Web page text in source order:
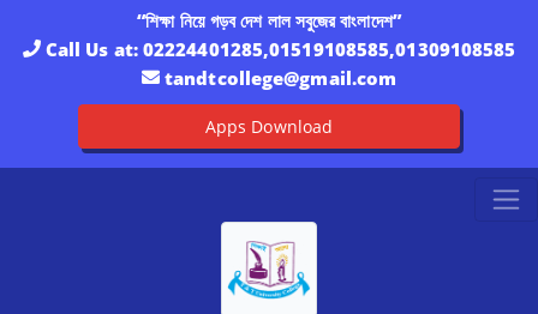
“শিক্ষা নিয়ে গড়ব দেশ লাল সবুজের বাংলাদেশ”
Call Us at: 02224401285,01519108585,01309108585
tandtcollege@gmail.com
Apps Download